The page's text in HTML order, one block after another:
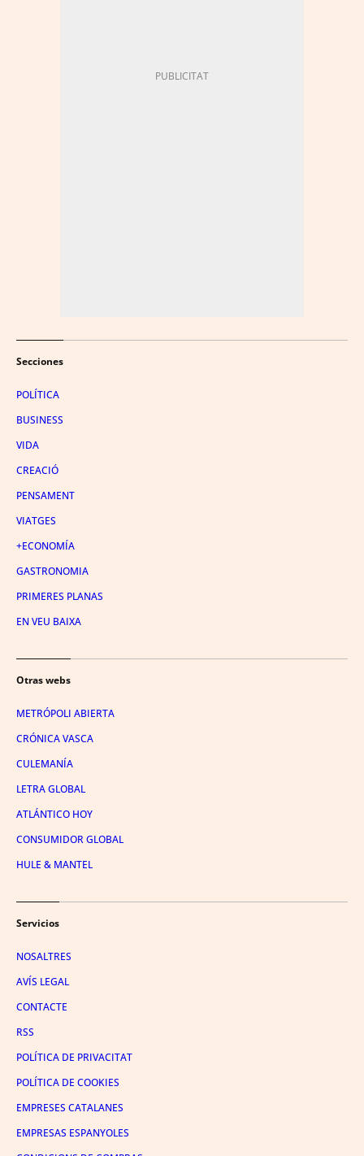
Secciones
POLÍTICA
BUSINESS
VIDA
CREACIÓ
PENSAMENT
VIATGES
+ECONOMÍA
GASTRONOMIA
PRIMERES PLANAS
EN VEU BAIXA
Otras webs
METRÓPOLI ABIERTA
CRÓNICA VASCA
CULEMANÍA
LETRA GLOBAL
ATLÁNTICO HOY
CONSUMIDOR GLOBAL
HULE & MANTEL
Servicios
NOSALTRES
AVÍS LEGAL
CONTACTE
RSS
POLÍTICA DE PRIVACITAT
POLÍTICA DE COOKIES
EMPRESES CATALANES
EMPRESAS ESPANYOLES